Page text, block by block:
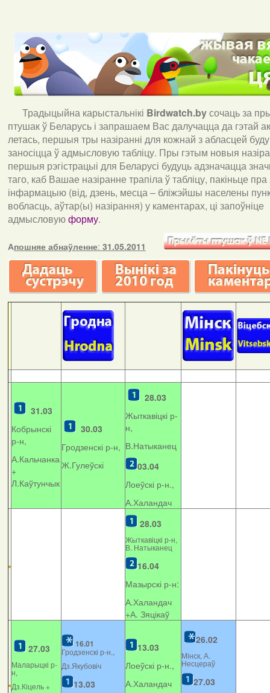
Традыцыйна карыстальнікі Birdwatch.byсочаць за
птушак ў Беларусь і запрашаем Вас далучацца да гэтай
летась, першыя тры назіранні для кожнай з абласцей
заносіцца ў адмысловую табліцу. Пры гэтым новыя
першыя рэгістрацыі для Беларусі будуць адзначацца
таго, каб Вашае назіранне трапіла ў табліцу, пакіньце пра
інфармацыю (від, дзень, месца – бліжэйшы населены
вобласць, аўтар(ы) назірання) у каментарах, ці запоўніце
адмысловуюформу.
Апошняе абнаўленне: 31.05.2011
31.03
Кобрынскі
р-н,
А.Кальчанка
+
Л.Каўтунчык
30.03
Гродзенскі р-н,
Ж.Гулеўскі
28.03
Жыткавіцкі р-
н,
В.Натыканец
03.04
Лоеўскі р-н.,
А.Халандач
28.03
Жыткавіцкі р-н,
В. Натыканец
16.04
Мазырскі р-н:
А.Халандач
+А. Зяцікаў
27.03
Маларыцкі р-
н,
Дз.Кіцель +
16.01
Гродзенскі р-н.,
Дз.Якубовіч
13.03
13.03
Лоеўскі р-н.,
А.Халандач
26.02
Мінск, А.
Несцераў
27.03